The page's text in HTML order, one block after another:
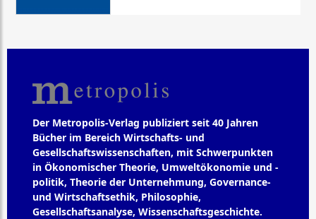
Der Metropolis-Verlag publiziert seit 40 Jahren
Bücher im Bereich Wirtschafts- und
Gesellschaftswissenschaften, mit Schwerpunkten
in Ökonomischer Theorie, Umweltökonomie und -
politik, Theorie der Unternehmung, Governance-
und Wirtschaftsethik, Philosophie,
Gesellschaftsanalyse, Wissenschaftsgeschichte.